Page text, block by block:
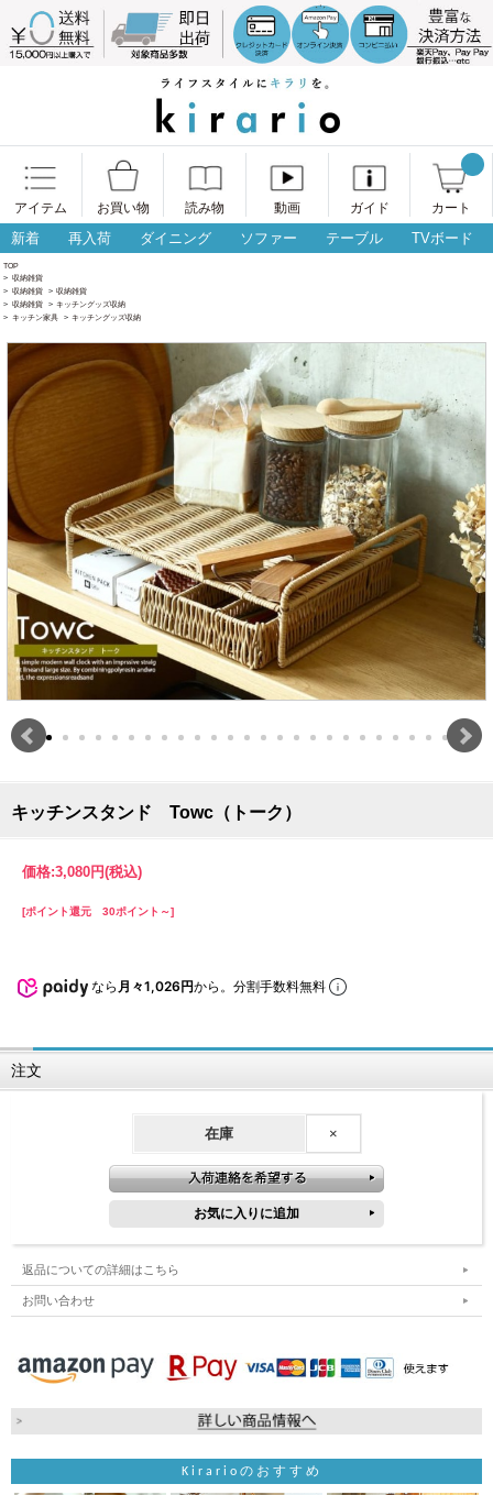
アイテム お買い物 読み物 動画 ガイド カート
新着 再入荷 ダイニング ソファー テーブル TVボード
TOP
> 収納雑貨
> 収納雑貨 > 収納雑貨
> 収納雑貨 > キッチングッズ収納
> キッチン家具 > キッチングッズ収納
キッチンスタンド Towc（トーク）
価格:3,080円(税込)
[ポイント還元 30ポイント～]
なら 月々1,026円から。分割手数料無料
注文
在庫 ×
返品についての詳細はこちら
お問い合わせ
Kirarioのおすすめ